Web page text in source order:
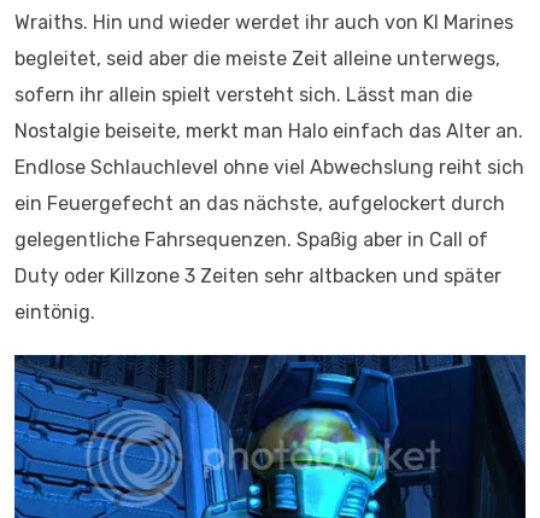
Wraiths. Hin und wieder werdet ihr auch von KI Marines
begleitet, seid aber die meiste Zeit alleine unterwegs,
sofern ihr allein spielt versteht sich. Lässt man die
Nostalgie beiseite, merkt man Halo einfach das Alter an.
Endlose Schlauchlevel ohne viel Abwechslung reiht sich
ein Feuergefecht an das nächste, aufgelockert durch
gelegentliche Fahrsequenzen. Spaßig aber in Call of
Duty oder Killzone 3 Zeiten sehr altbacken und später
eintönig.